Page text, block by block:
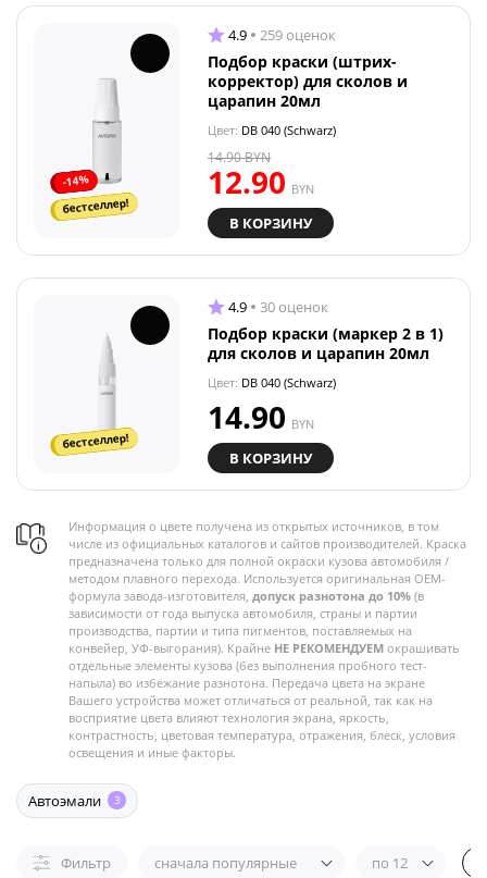
-14%
бестселлер!
4.9 259 оценок
Подбор краски (штрих-
корректор) для сколов и
царапин 20мл
Цвет: DB 040 (Schwarz)
12.90 BYN
14.90BYN
В КОРЗИНУ
бестселлер!
4.9 30 оценок
Подбор краски (маркер 2 в 1)
для сколов и царапин 20мл
Цвет: DB 040 (Schwarz)
14.90 BYN
В КОРЗИНУ
Информация о цвете получена из открытых источников, в том
числе из официальных каталогов и сайтов производителей. Краска
предназначена только для полной окраски кузова автомобиля /
методом плавного перехода. Используется оригинальная OEM-
формула завода-изготовителя, допуск разнотона до 10% (в
зависимости от года выпуска автомобиля, страны и партии
производства, партии и типа пигментов, поставляемых на
конвейер, УФ-выгорания). Крайне НЕ РЕКОМЕНДУЕМ окрашивать
отдельные элементы кузова (без выполнения пробного тест-
напыла) во избежание разнотона. Передача цвета на экране
Вашего устройства может отличаться от реальной, так как на
восприятие цвета влияют технология экрана, яркость,
контрастность, цветовая температура, отражения, блеск, условия
освещения и иные факторы.
Автоэмали 3
Фильтр сначала популярные по 12